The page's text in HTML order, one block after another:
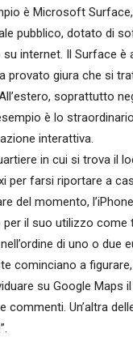
è Microsoft
pubblico, dotato di
internet. Il Surface è
provato giura che si
soprattutto
è lo
interattiva.
in cui si trova il
per farsi riportare a
del momento,
il suo utilizzo come
di uno o due
cominciano a
su Google Maps
Un’altra